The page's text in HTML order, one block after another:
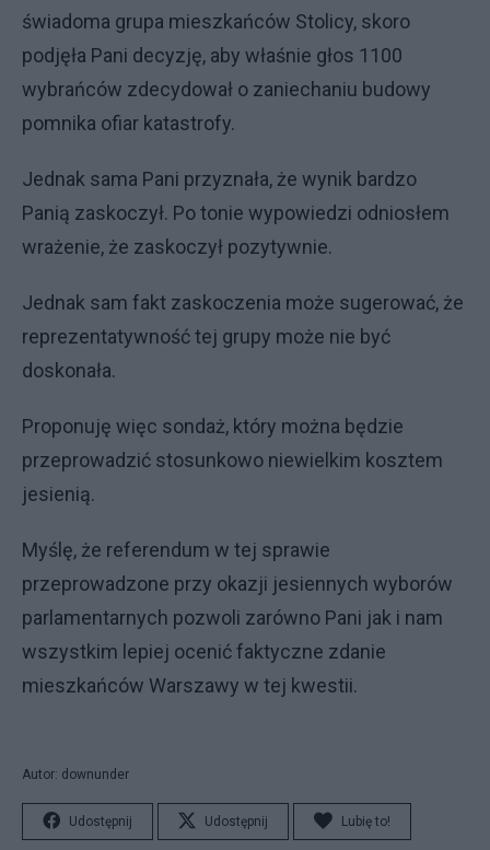
świadoma grupa mieszkańców Stolicy, skoro
podjęła Pani decyzję, aby właśnie głos 1100
wybrańców zdecydował o zaniechaniu budowy
pomnika ofiar katastrofy.
Jednak sama Pani przyznała, że wynik bardzo
Panią zaskoczył. Po tonie wypowiedzi odniosłem
wrażenie, że zaskoczył pozytywnie.
Jednak sam fakt zaskoczenia może sugerować, że
reprezentatywność tej grupy może nie być
doskonała.
Proponuję więc sondaż, który można będzie
przeprowadzić stosunkowo niewielkim kosztem
jesienią.
Myślę, że referendum w tej sprawie
przeprowadzone przy okazji jesiennych wyborów
parlamentarnych pozwoli zarówno Pani jak i nam
wszystkim lepiej ocenić faktyczne zdanie
mieszkańców Warszawy w tej kwestii.
Autor: downunder
Udostępnij Udostępnij Lubię to!